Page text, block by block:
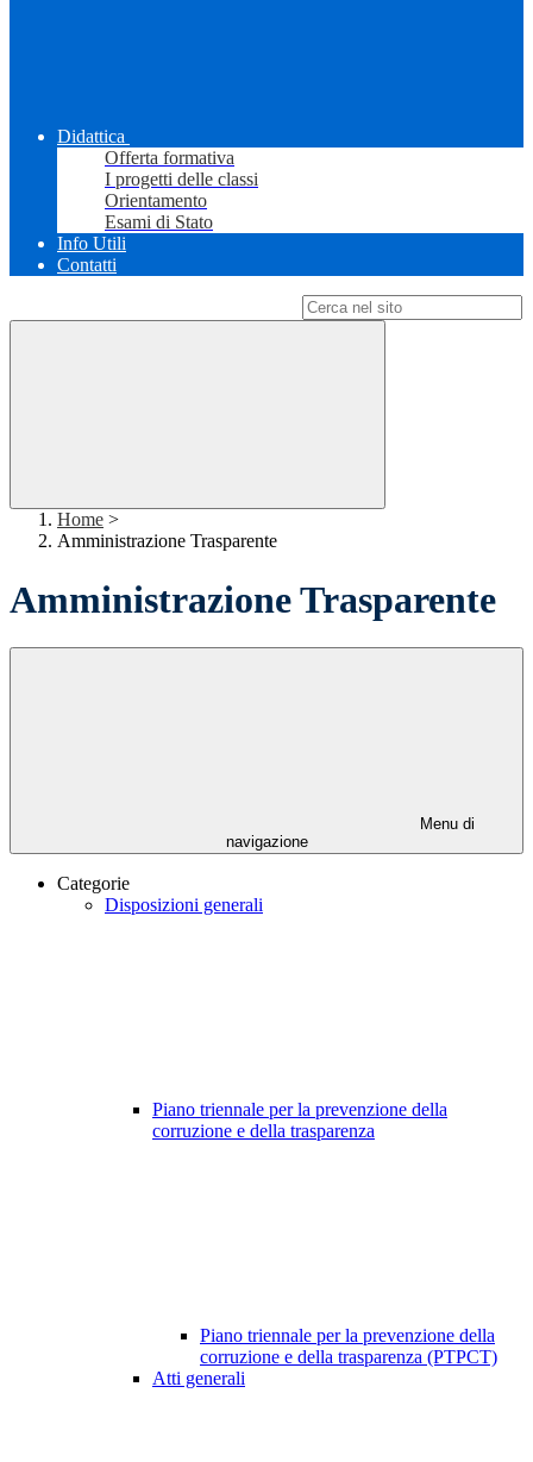
Didattica
Offerta formativa
I progetti delle classi
Orientamento
Esami di Stato
Info Utili
Contatti
Home >
Amministrazione Trasparente
Amministrazione Trasparente
Menu di
navigazione
Categorie
Disposizioni generali
Piano triennale per la prevenzione della
corruzione e della trasparenza
Piano triennale per la prevenzione della
corruzione e della trasparenza (PTPCT)
Atti generali